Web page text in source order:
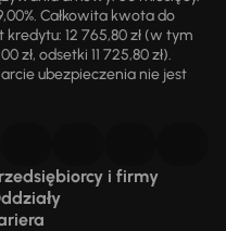
Całkowita kwota do
kredytu: 12 765,80 zł (w tym
zł, odsetki 11 725,80 zł).
ubezpieczenia nie jest
i firmy